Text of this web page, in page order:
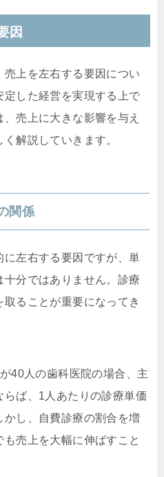
因
上を左右する要因につい
した経営を実現する上で
売上に大きな影響を与え
解説していきます。
関係
左右する要因ですが、単
分ではありません。診療
ることが重要になってき
40人の歯科医院の場合、主
ば、1人あたりの診療単価
し、自費診療の割合を増
売上を大幅に伸ばすこと